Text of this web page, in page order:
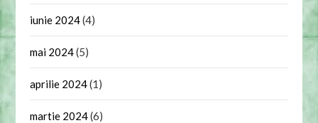
iunie 2024(4)
mai 2024(5)
aprilie 2024(1)
martie 2024(6)